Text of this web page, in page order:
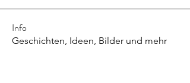
Info
Geschichten, Ideen, Bilder und mehr